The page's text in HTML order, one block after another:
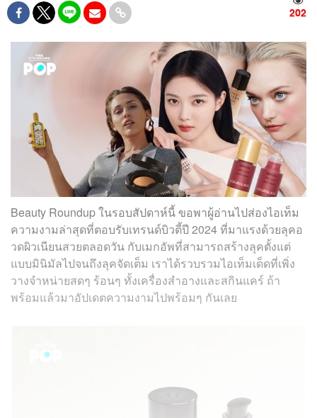
202
Beauty Roundup ในรอบสัปดาห์นี้ ขอพาผู้อ่านไปส่องไอเท็ม
ความงามล่าสุดที่ตอบรับเทรนด์บิวตี้ปี 2024 ที่มาแรงด้วยลุคอ
วดผิวเนียนสวยตลอดวัน กับเมกอัพที่สามารถสร้างลุคตั้งแต่
แบบมินิมัลไปจนถึงลุคจัดเต็ม เราได้รวบรวมไอเท็มเด็ดที่เพิ่ง
วางจำหน่ายสดๆ ร้อนๆ ทั้งเครื่องสำอางและสกินแคร์ ถ้า
พร้อมแล้วมาอัปเดตความงามไปพร้อมๆ กันเลย